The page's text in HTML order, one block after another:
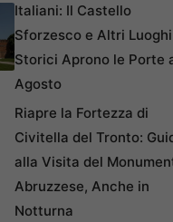
Italiani: Il Castello
Sforzesco e Altri Luoghi
Storici Aprono le Porte
Agosto
Riapre la Fortezza di
Civitella del Tronto:
alla Visita del
Abruzzese, Anche in
Notturna